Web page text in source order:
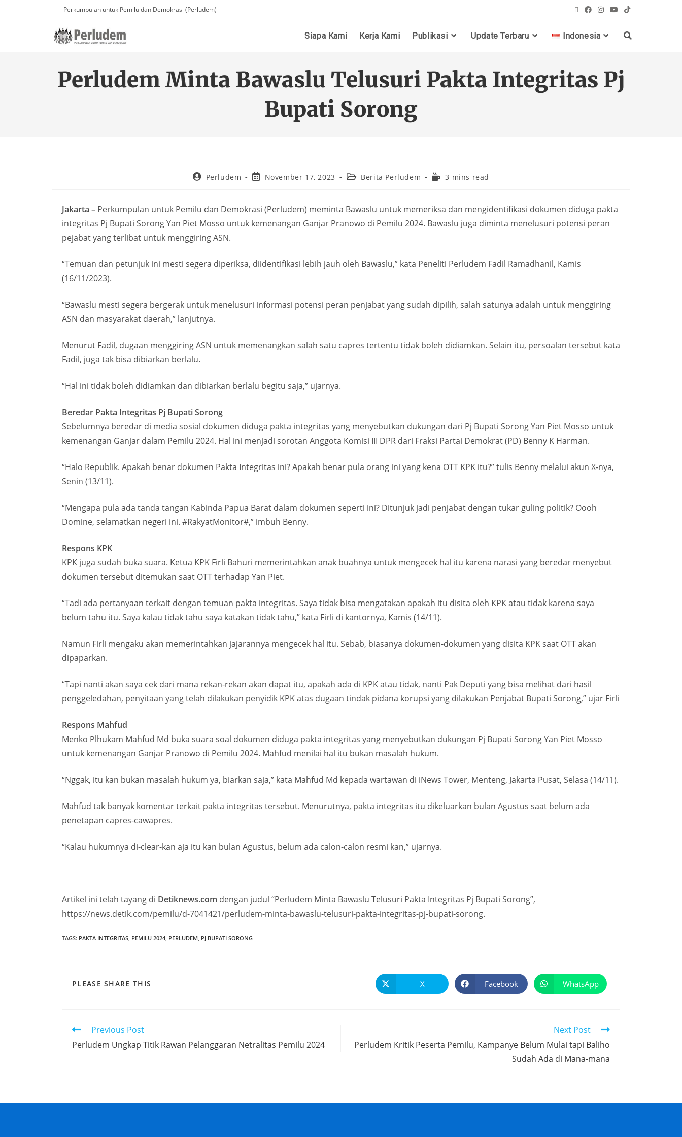
Perkumpulan untuk Pemilu dan Demokrasi (Perludem)
Siapa Kami Kerja Kami Publikasi Update Terbaru Indonesia
Perludem Minta Bawaslu Telusuri Pakta Integritas Pj
Bupati Sorong
Perludem November 17, 2023 Berita Perludem 3 mins read
Jakarta – Perkumpulan untuk Pemilu dan Demokrasi (Perludem) meminta Bawaslu untuk memeriksa dan mengidentifikasi dokumen diduga pakta
integritas Pj Bupati Sorong Yan Piet Mosso untuk kemenangan Ganjar Pranowo di Pemilu 2024. Bawaslu juga diminta menelusuri potensi peran
pejabat yang terlibat untuk menggiring ASN.
“Temuan dan petunjuk ini mesti segera diperiksa, diidentifikasi lebih jauh oleh Bawaslu,” kata Peneliti Perludem Fadil Ramadhanil, Kamis
(16/11/2023).
“Bawaslu mesti segera bergerak untuk menelusuri informasi potensi peran penjabat yang sudah dipilih, salah satunya adalah untuk menggiring
ASN dan masyarakat daerah,” lanjutnya.
Menurut Fadil, dugaan menggiring ASN untuk memenangkan salah satu capres tertentu tidak boleh didiamkan. Selain itu, persoalan tersebut kata
Fadil, juga tak bisa dibiarkan berlalu.
“Hal ini tidak boleh didiamkan dan dibiarkan berlalu begitu saja,” ujarnya.
Beredar Pakta Integritas Pj Bupati Sorong
Sebelumnya beredar di media sosial dokumen diduga pakta integritas yang menyebutkan dukungan dari Pj Bupati Sorong Yan Piet Mosso untuk
kemenangan Ganjar dalam Pemilu 2024. Hal ini menjadi sorotan Anggota Komisi III DPR dari Fraksi Partai Demokrat (PD) Benny K Harman.
“Halo Republik. Apakah benar dokumen Pakta Integritas ini? Apakah benar pula orang ini yang kena OTT KPK itu?” tulis Benny melalui akun X-nya,
Senin (13/11).
“Mengapa pula ada tanda tangan Kabinda Papua Barat dalam dokumen seperti ini? Ditunjuk jadi penjabat dengan tukar guling politik? Oooh
Domine, selamatkan negeri ini. #RakyatMonitor#,” imbuh Benny.
Respons KPK
KPK juga sudah buka suara. Ketua KPK Firli Bahuri memerintahkan anak buahnya untuk mengecek hal itu karena narasi yang beredar menyebut
dokumen tersebut ditemukan saat OTT terhadap Yan Piet.
“Tadi ada pertanyaan terkait dengan temuan pakta integritas. Saya tidak bisa mengatakan apakah itu disita oleh KPK atau tidak karena saya
belum tahu itu. Saya kalau tidak tahu saya katakan tidak tahu,” kata Firli di kantornya, Kamis (14/11).
Namun Firli mengaku akan memerintahkan jajarannya mengecek hal itu. Sebab, biasanya dokumen-dokumen yang disita KPK saat OTT akan
dipaparkan.
“Tapi nanti akan saya cek dari mana rekan-rekan akan dapat itu, apakah ada di KPK atau tidak, nanti Pak Deputi yang bisa melihat dari hasil
penggeledahan, penyitaan yang telah dilakukan penyidik KPK atas dugaan tindak pidana korupsi yang dilakukan Penjabat Bupati Sorong,” ujar Firli
Respons Mahfud
Menko Plhukam Mahfud Md buka suara soal dokumen diduga pakta integritas yang menyebutkan dukungan Pj Bupati Sorong Yan Piet Mosso
untuk kemenangan Ganjar Pranowo di Pemilu 2024. Mahfud menilai hal itu bukan masalah hukum.
“Nggak, itu kan bukan masalah hukum ya, biarkan saja,” kata Mahfud Md kepada wartawan di iNews Tower, Menteng, Jakarta Pusat, Selasa (14/11).
Mahfud tak banyak komentar terkait pakta integritas tersebut. Menurutnya, pakta integritas itu dikeluarkan bulan Agustus saat belum ada
penetapan capres-cawapres.
“Kalau hukumnya di-clear-kan aja itu kan bulan Agustus, belum ada calon-calon resmi kan,” ujarnya.
Artikel ini telah tayang di Detiknews.com dengan judul “Perludem Minta Bawaslu Telusuri Pakta Integritas Pj Bupati Sorong”,
https://news.detik.com/pemilu/d-7041421/perludem-minta-bawaslu-telusuri-pakta-integritas-pj-bupati-sorong.
TAGS: PAKTA INTEGRITAS, PEMILU 2024, PERLUDEM, PJ BUPATI SORONG
PLEASE SHARE THIS X Facebook WhatsApp
Previous Post
Perludem Ungkap Titik Rawan Pelanggaran Netralitas Pemilu 2024
Next Post
Perludem Kritik Peserta Pemilu, Kampanye Belum Mulai tapi Baliho
Sudah Ada di Mana-mana